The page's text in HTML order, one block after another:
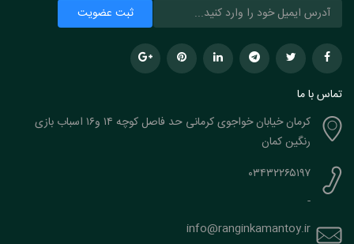
تماس با ما
کرمان خیابان خواجوی کرمانی حد فاصل کوچه ۱۴ و۱۶ اسباب بازی
رنگین کمان
۰۳۴۳۲۲۶۵۱۹۷
-
info@ranginkamantoy.ir